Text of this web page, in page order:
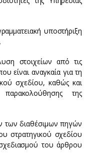
υποστήριξη
στοιχείων από τις
είναι αναγκαία για τη
σχεδίου, καθώς και
της
των διαθέσιμων πηγών
στρατηγικού σχεδίου
του άρθρου